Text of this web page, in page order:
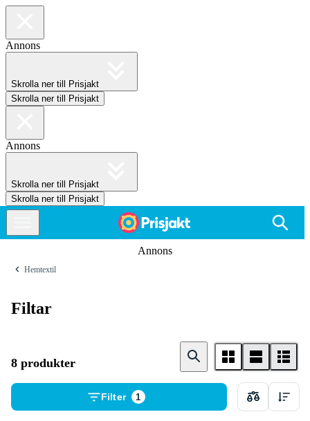
Annons
Skrolla ner till Prisjakt
Skrolla ner till Prisjakt
Annons
Skrolla ner till Prisjakt
Skrolla ner till Prisjakt
Annons
Hemtextil
Filtar
8 produkter
Filter 1